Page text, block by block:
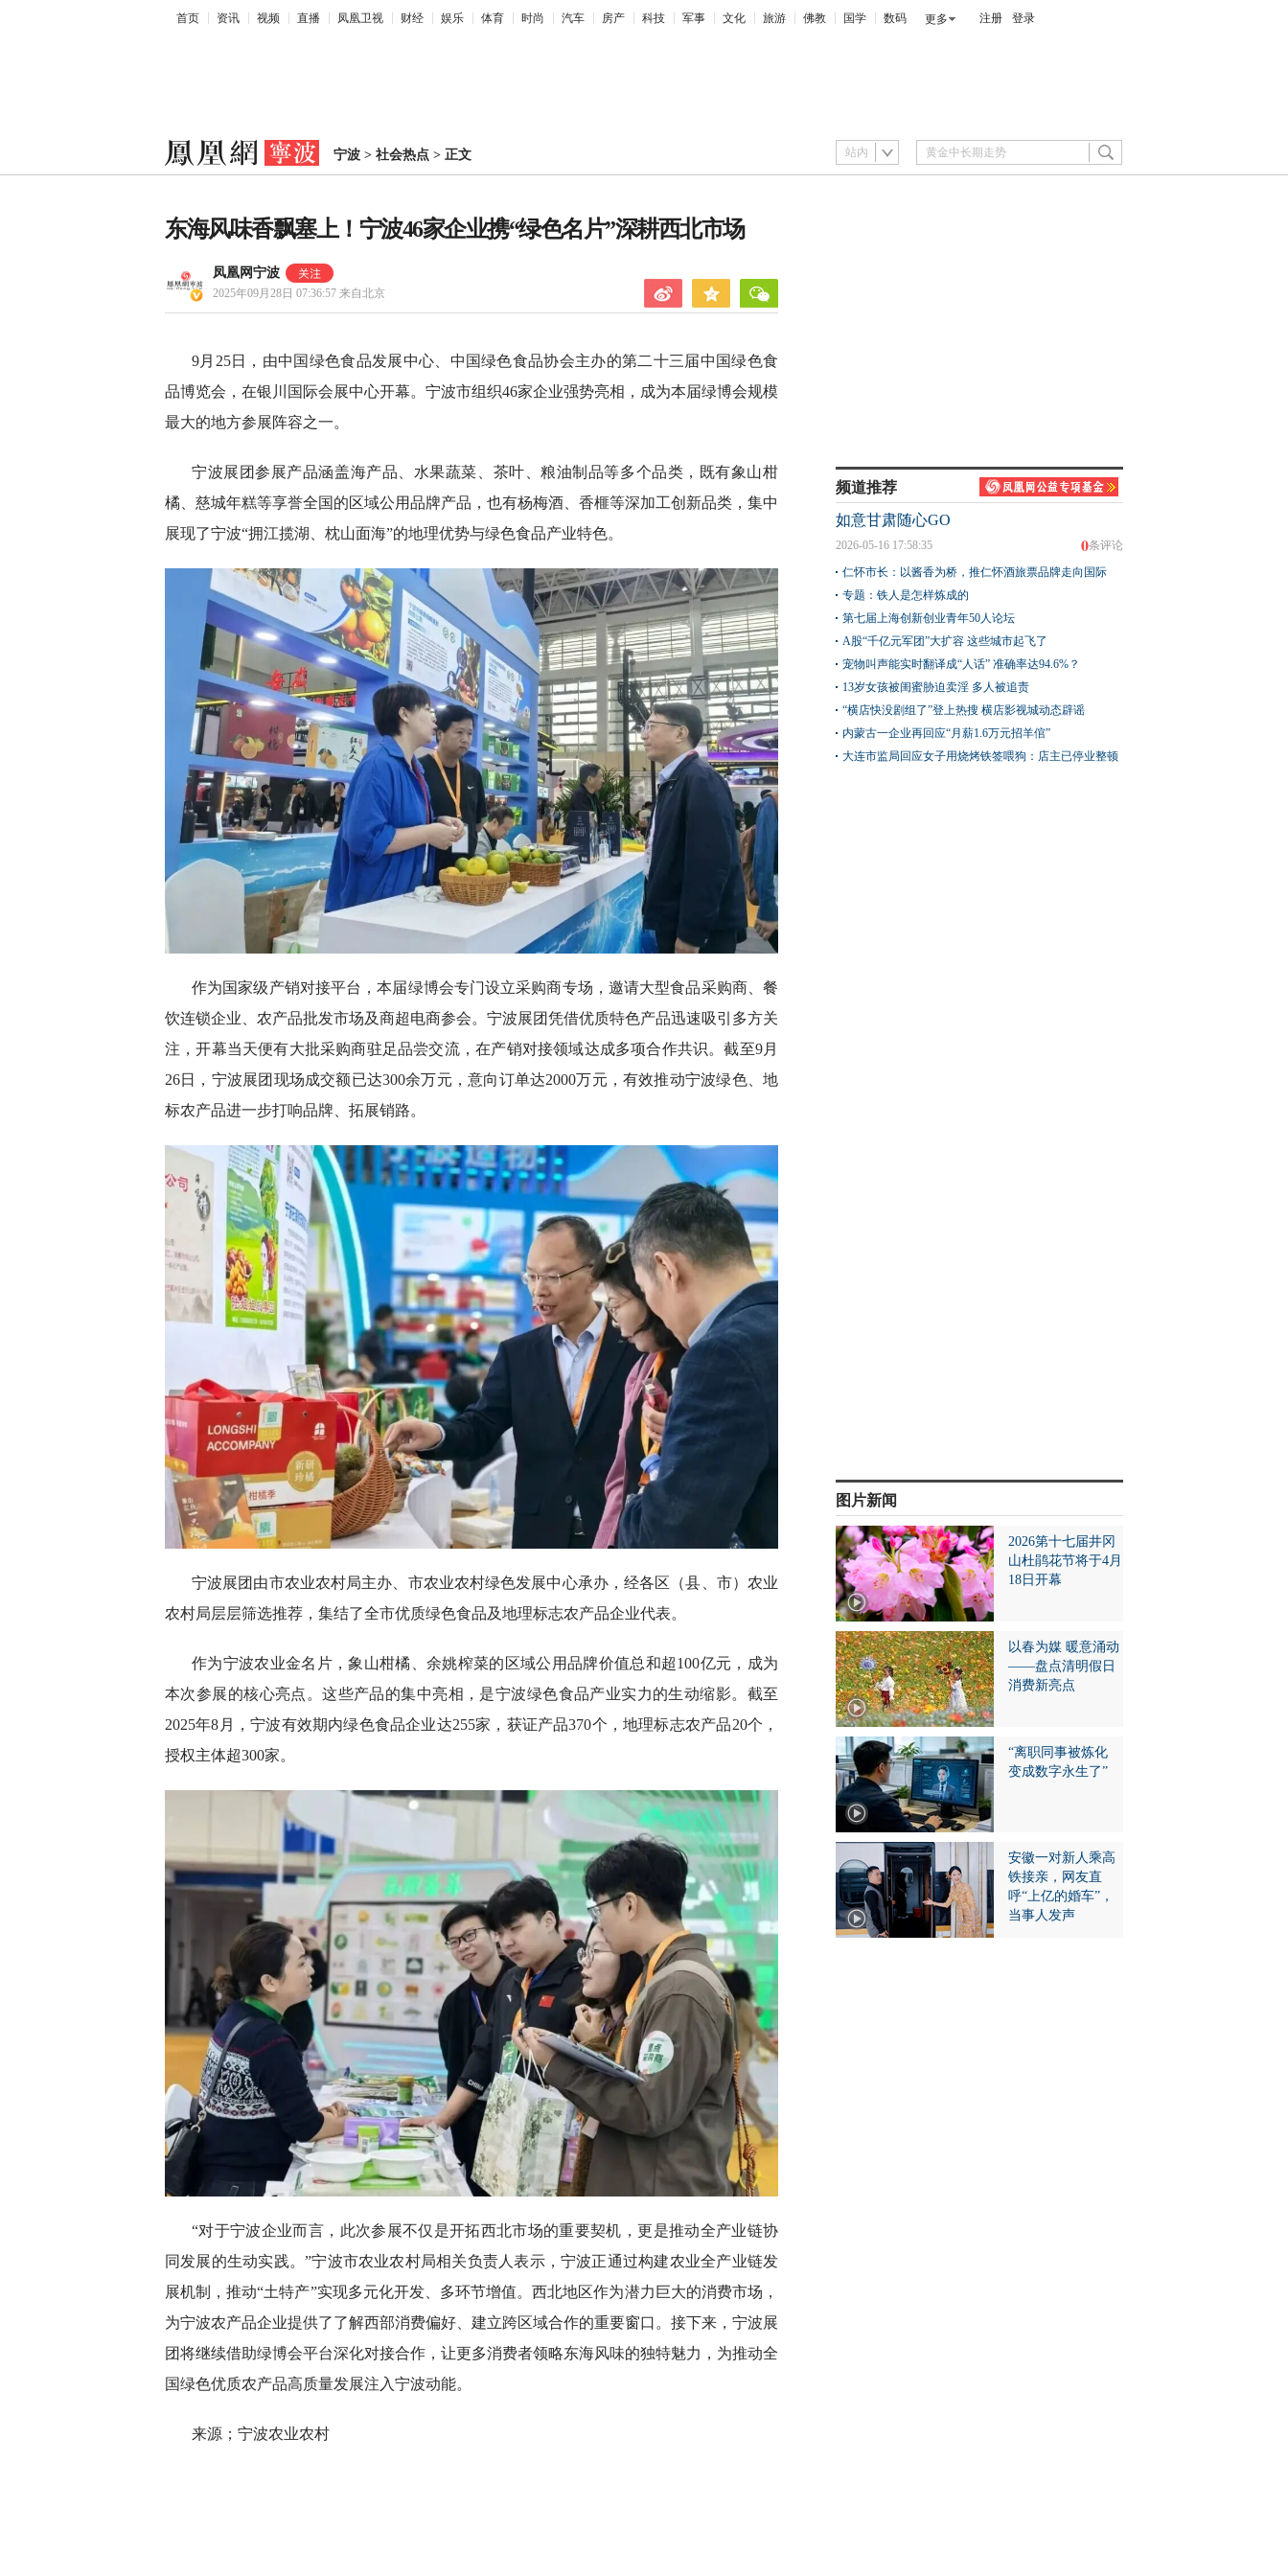
首页 资讯 视频 直播 凤凰卫视 财经 娱乐 体育 时尚 汽车 房产 科技 军事 文化 旅游 佛教 国学 数码 更多 注册 登录
宁波 > 社会热点 > 正文 站内
东海风味香飘塞上！宁波46家企业携“绿色名片”深耕西北市场
凤凰网宁波
2025年09月28日 07:36:57 来自北京
9月25日，由中国绿色食品发展中心、中国绿色食品协会主办的第二十三届中国绿色食
品博览会，在银川国际会展中心开幕。宁波市组织46家企业强势亮相，成为本届绿博会规模
最大的地方参展阵容之一。
宁波展团参展产品涵盖海产品、水果蔬菜、茶叶、粮油制品等多个品类，既有象山柑
橘、慈城年糕等享誉全国的区域公用品牌产品，也有杨梅酒、香榧等深加工创新品类，集中
展现了宁波“拥江揽湖、枕山面海”的地理优势与绿色食品产业特色。
作为国家级产销对接平台，本届绿博会专门设立采购商专场，邀请大型食品采购商、餐
饮连锁企业、农产品批发市场及商超电商参会。宁波展团凭借优质特色产品迅速吸引多方关
注，开幕当天便有大批采购商驻足品尝交流，在产销对接领域达成多项合作共识。截至9月
26日，宁波展团现场成交额已达300余万元，意向订单达2000万元，有效推动宁波绿色、地
标农产品进一步打响品牌、拓展销路。
宁波展团由市农业农村局主办、市农业农村绿色发展中心承办，经各区（县、市）农业
农村局层层筛选推荐，集结了全市优质绿色食品及地理标志农产品企业代表。
作为宁波农业金名片，象山柑橘、余姚榨菜的区域公用品牌价值总和超100亿元，成为
本次参展的核心亮点。这些产品的集中亮相，是宁波绿色食品产业实力的生动缩影。截至
2025年8月，宁波有效期内绿色食品企业达255家，获证产品370个，地理标志农产品20个，
授权主体超300家。
“对于宁波企业而言，此次参展不仅是开拓西北市场的重要契机，更是推动全产业链协
同发展的生动实践。”宁波市农业农村局相关负责人表示，宁波正通过构建农业全产业链发
展机制，推动“土特产”实现多元化开发、多环节增值。西北地区作为潜力巨大的消费市场，
为宁波农产品企业提供了了解西部消费偏好、建立跨区域合作的重要窗口。接下来，宁波展
团将继续借助绿博会平台深化对接合作，让更多消费者领略东海风味的独特魅力，为推动全
国绿色优质农产品高质量发展注入宁波动能。
来源；宁波农业农村
频道推荐
如意甘肃随心GO
0条评论
2026-05-16 17:58:35
仁怀市长：以酱香为桥，推仁怀酒旅票品牌走向国际
专题：铁人是怎样炼成的
第七届上海创新创业青年50人论坛
A股“千亿元军团”大扩容 这些城市起飞了
宠物叫声能实时翻译成“人话” 准确率达94.6%？
13岁女孩被闺蜜胁迫卖淫 多人被追责
“横店快没剧组了”登上热搜 横店影视城动态辟谣
内蒙古一企业再回应“月薪1.6万元招羊倌”
大连市监局回应女子用烧烤铁签喂狗：店主已停业整顿
图片新闻
2026第十七届井冈
山杜鹃花节将于4月
18日开幕
以春为媒 暖意涌动
——盘点清明假日
消费新亮点
“离职同事被炼化
变成数字永生了”
安徽一对新人乘高
铁接亲，网友直
呼“上亿的婚车”，
当事人发声